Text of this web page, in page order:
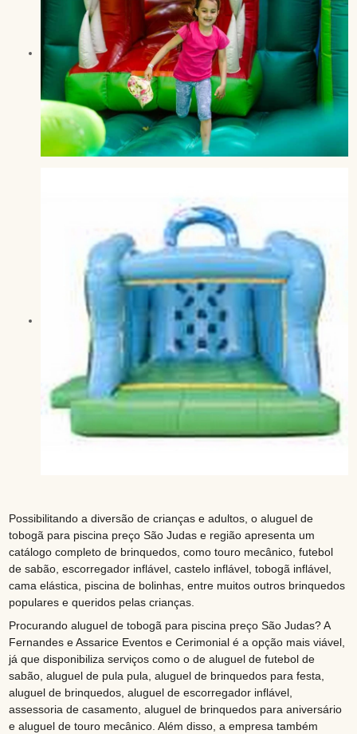
Possibilitando a diversão de crianças e adultos, o aluguel de
tobogã para piscina preço São Judas e região apresenta um
catálogo completo de brinquedos, como touro mecânico, futebol
de sabão, escorregador inflável, castelo inflável, tobogã inflável,
cama elástica, piscina de bolinhas, entre muitos outros brinquedos
populares e queridos pelas crianças.
Procurando aluguel de tobogã para piscina preço São Judas? A
Fernandes e Assarice Eventos e Cerimonial é a opção mais viável,
já que disponibiliza serviços como o de aluguel de futebol de
sabão, aluguel de pula pula, aluguel de brinquedos para festa,
aluguel de brinquedos, aluguel de escorregador inflável,
assessoria de casamento, aluguel de brinquedos para aniversário
e aluguel de touro mecânico. Além disso, a empresa também